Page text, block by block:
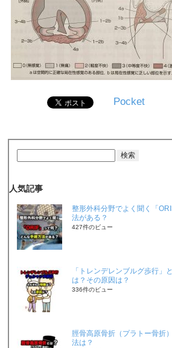
Pocket
人気記事
整形外科分野でよく聞く「
法がある？
427件のビュー
「トレンデレンブルグ歩行」
は？その原因は？
336件のビュー
脛骨高原骨折（プラトー骨折
法は？